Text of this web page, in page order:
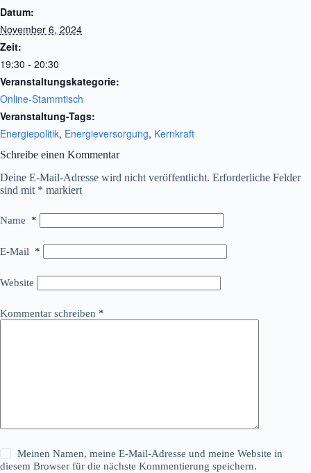
Datum:
November 6, 2024
Zeit:
19:30 - 20:30
Veranstaltungskategorie:
Online-Stammtisch
Veranstaltung-Tags:
Energiepolitik, Energieversorgung, Kernkraft
Schreibe einen Kommentar
Deine E-Mail-Adresse wird nicht veröffentlicht. Erforderliche Felder
sind mit * markiert
Name *
E-Mail *
Website
Kommentar schreiben *
Meinen Namen, meine E-Mail-Adresse und meine Website in
diesem Browser für die nächste Kommentierung speichern.